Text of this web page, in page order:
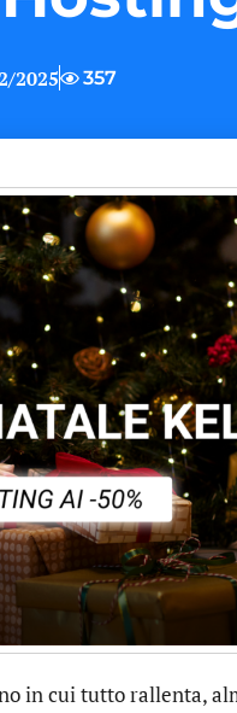
2025 357
in cui tutto rallenta,